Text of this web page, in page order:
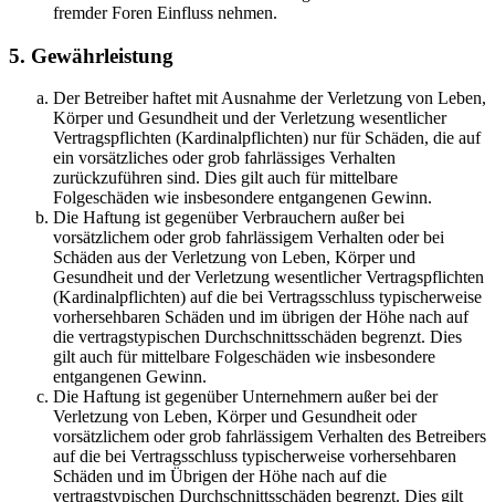
fremder Foren Einfluss nehmen.
5. Gewährleistung
Der Betreiber haftet mit Ausnahme der Verletzung von Leben,
Körper und Gesundheit und der Verletzung wesentlicher
Vertragspflichten (Kardinalpflichten) nur für Schäden, die auf
ein vorsätzliches oder grob fahrlässiges Verhalten
zurückzuführen sind. Dies gilt auch für mittelbare
Folgeschäden wie insbesondere entgangenen Gewinn.
Die Haftung ist gegenüber Verbrauchern außer bei
vorsätzlichem oder grob fahrlässigem Verhalten oder bei
Schäden aus der Verletzung von Leben, Körper und
Gesundheit und der Verletzung wesentlicher Vertragspflichten
(Kardinalpflichten) auf die bei Vertragsschluss typischerweise
vorhersehbaren Schäden und im übrigen der Höhe nach auf
die vertragstypischen Durchschnittsschäden begrenzt. Dies
gilt auch für mittelbare Folgeschäden wie insbesondere
entgangenen Gewinn.
Die Haftung ist gegenüber Unternehmern außer bei der
Verletzung von Leben, Körper und Gesundheit oder
vorsätzlichem oder grob fahrlässigem Verhalten des Betreibers
auf die bei Vertragsschluss typischerweise vorhersehbaren
Schäden und im Übrigen der Höhe nach auf die
vertragstypischen Durchschnittsschäden begrenzt. Dies gilt